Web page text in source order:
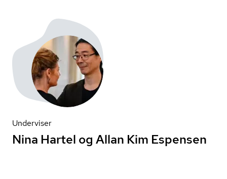
Underviser
Nina Hartel og Allan Kim Espensen